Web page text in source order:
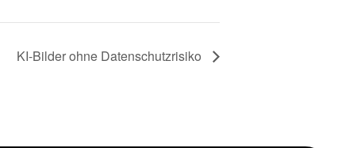
KI-Bilder ohne Datenschutzrisiko